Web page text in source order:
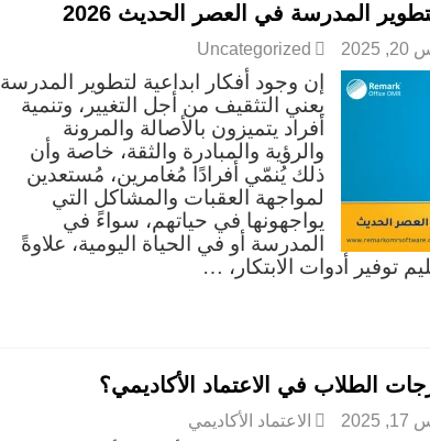
المدرسة في العصر الحديث 2026
Uncategorized
إن وجود أفكار ابداعية لتطوير المدرسة
يعني التثقيف من أجل التغيير، وتنمية
أفراد يتميزون بالأصالة والمرونة
والرؤية والمبادرة والثقة، خاصة وأن
ذلك يُنمّي أفرادًا مُغامرين، مُستعدين
لمواجهة العقبات والمشاكل التي
يواجهونها في حياتهم، سواءً في
المدرسة أو في الحياة اليومية، علاوةً
توفير أدوات الابتكار، …
الطلاب في الاعتماد الأكاديمي؟
الاعتماد الأكاديمي